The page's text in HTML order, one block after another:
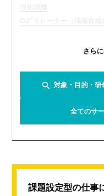
強化研修
OJTトレーナー（職場育
新入社員のエンゲージメ
AIリテラシー向上研修新人
さら
対象・目的・研
全てのサ
課題設定型の仕事